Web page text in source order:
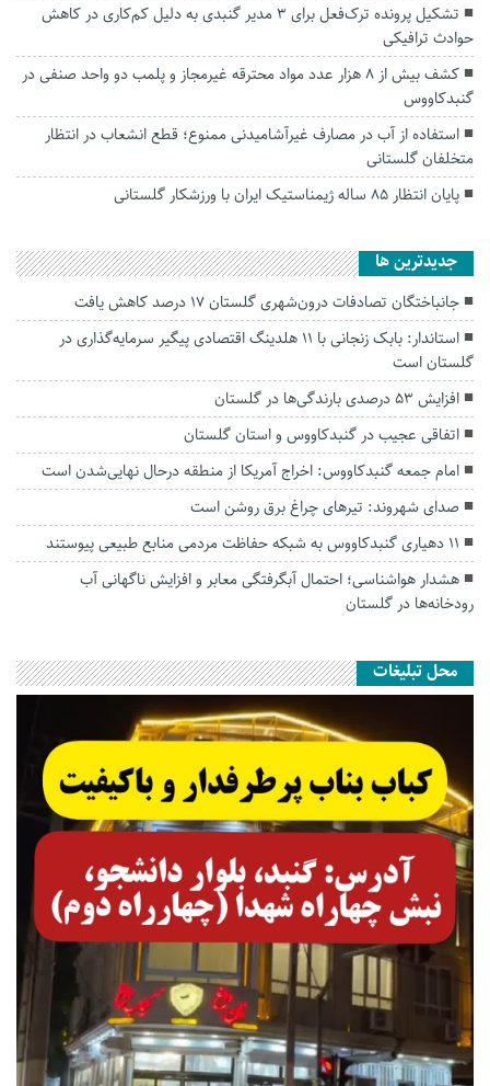
تشکیل پرونده ترک‌فعل برای ۳ مدیر گنبدی به دلیل کم‌کاری در کاهش
حوادث ترافیکی
کشف بیش از ۸ هزار عدد مواد محترقه غیرمجاز و پلمب دو واحد صنفی در
گنبدکاووس
استفاده از آب در مصارف غیرآشامیدنی ممنوع؛ قطع انشعاب در انتظار
متخلفان گلستانی
پایان انتظار ۸۵ ساله ژیمناستیک ایران با ورزشکار گلستانی
جديدترين ها
جانباختگان تصادفات درون‌شهری گلستان ۱۷ درصد کاهش یافت
استاندار: بابک زنجانی با ۱۱ هلدینگ اقتصادی پیگیر سرمایه‌گذاری در
گلستان است
افزایش ۵۳ درصدی بارندگی‌ها در گلستان
اتفاقی عجیب در‌ گنبدکاووس و استان گلستان
امام جمعه گنبدکاووس: اخراج آمریکا از منطقه درحال نهایی‌شدن است
صدای شهروند: تیرهای چراغ برق روشن است
۱۱ دهیاری گنبدکاووس به شبکه حفاظت مردمی منابع طبیعی پیوستند
هشدار هواشناسی؛ احتمال آبگرفتگی معابر و افزایش ناگهانی آب
رودخانه‌ها در گلستان
محل تبلیغات